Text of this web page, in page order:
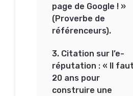
page de Google ! »
(Proverbe de
référenceurs).
3. Citation sur l’e-
réputation : « Il faut
20 ans pour
construire une